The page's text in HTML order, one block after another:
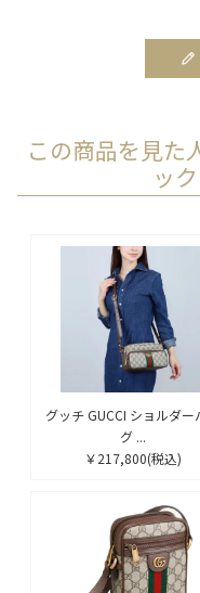
この商品を見た
ッ
グッチ GUCCI ショルダー
グ ...
￥217,800(税込)